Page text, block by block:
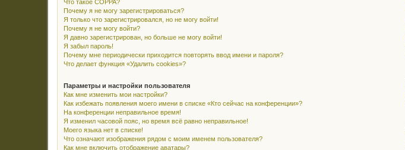
Что такое COPPA?
Почему я не могу зарегистрироваться?
Я только что зарегистрировался, но не могу войти!
Почему я не могу войти?
Я давно зарегистрирован, но больше не могу войти!
Я забыл пароль!
Почему мне периодически приходится повторять ввод имени и пароля?
Что делает функция «Удалить cookies»?
Параметры и настройки пользователя
Как мне изменить мои настройки?
Как избежать появления моего имени в списке «Кто сейчас на конференции»?
На конференции неправильное время!
Я изменил часовой пояс, но время всё равно неправильное!
Моего языка нет в списке!
Что означают изображения рядом с моим именем пользователя?
Как мне включить отображение аватары?